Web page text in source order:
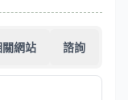
關網站 諮詢